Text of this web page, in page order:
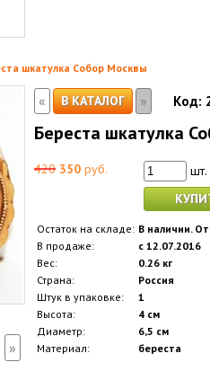
шкатулка Собор Москвы
»
« В КАТАЛОГ » Код:
Береста шкатулка
420 350 руб.
шт.
Остаток на складе: В наличии.
В продаже:
с 12.07.2016
Вес:
0.26 кг
Страна:
Россия
Штук в упаковке:
1
Высота:
4 см
Диаметр:
6,5 см
Материал:
береста